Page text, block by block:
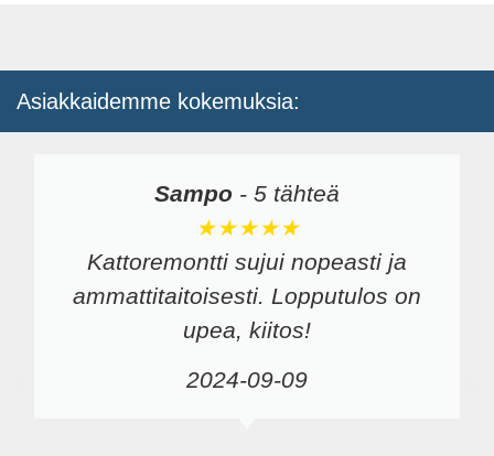
Asiakkaidemme kokemuksia:
Sampo - 5 tähteä
★★★★★
Kattoremontti sujui nopeasti ja
ammattitaitoisesti. Lopputulos on
upea, kiitos!
2024-09-09